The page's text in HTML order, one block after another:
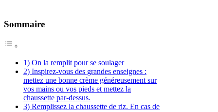
Sommaire
1) On la remplit pour se soulager
2) Inspirez-vous des grandes enseignes :
mettez une bonne crème généreusement sur
vos mains ou vos pieds et mettez la
chaussette par-dessus.
3) Remplissez la chaussette de riz. En cas de